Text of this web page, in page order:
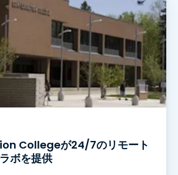
Collegeが24/7のリモート
ボを提供